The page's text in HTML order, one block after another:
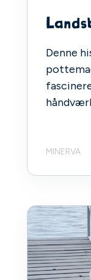
Denne
MINERVA